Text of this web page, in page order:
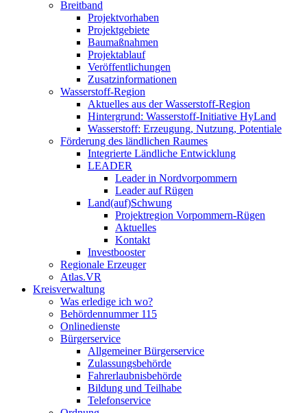
Breitband
Projektvorhaben
Projektgebiete
Baumaßnahmen
Projektablauf
Veröffentlichungen
Zusatzinformationen
Wasserstoff-Region
Aktuelles aus der Wasserstoff-Region
Hintergrund: Wasserstoff-Initiative HyLand
Wasserstoff: Erzeugung, Nutzung, Potentiale
Förderung des ländlichen Raumes
Integrierte Ländliche Entwicklung
LEADER
Leader in Nordvorpommern
Leader auf Rügen
Land(auf)Schwung
Projektregion Vorpommern-Rügen
Aktuelles
Kontakt
Investbooster
Regionale Erzeuger
Atlas.VR
Kreisverwaltung
Was erledige ich wo?
Behördennummer 115
Onlinedienste
Bürgerservice
Allgemeiner Bürgerservice
Zulassungsbehörde
Fahrerlaubnisbehörde
Bildung und Teilhabe
Telefonservice